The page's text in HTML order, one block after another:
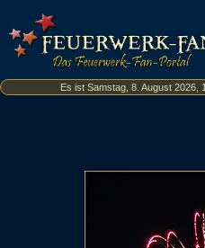
Es ist Samstag, 8. August 2026,